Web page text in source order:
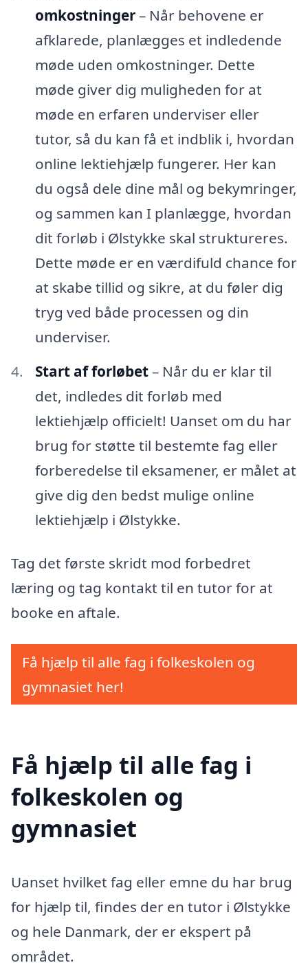
omkostninger– Når behovene er
afklarede, planlægges et indledende
møde uden omkostninger. Dette
møde giver dig muligheden for at
møde en erfaren underviser eller
tutor, så du kan få et indblik i, hvordan
online lektiehjælp fungerer. Her kan
du også dele dine mål og bekymringer,
og sammen kan I planlægge, hvordan
dit forløb i Ølstykke skal struktureres.
Dette møde er en værdifuld chance for
at skabe tillid og sikre, at du føler dig
tryg ved både processen og din
underviser.
Start af forløbet– Når du er klar til
det, indledes dit forløb med
lektiehjælp officielt! Uanset om du har
brug for støtte til bestemte fag eller
forberedelse til eksamener, er målet at
give dig den bedst mulige online
lektiehjælp i Ølstykke.
Tag det første skridt mod forbedret
læring og tag kontakt til en tutor for at
booke en aftale.
Få hjælp til alle fag i folkeskolen og
gymnasiet her!
Få hjælp til alle fag i
folkeskolen og
gymnasiet
Uanset hvilket fag eller emne du har brug
for hjælp til, findes der en tutor i Ølstykke
og hele Danmark, der er ekspert på
området.